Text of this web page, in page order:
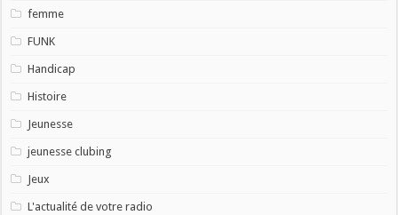
femme
FUNK
Handicap
Histoire
Jeunesse
jeunesse clubing
Jeux
L'actualité de votre radio